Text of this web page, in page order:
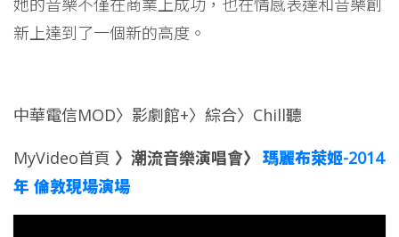
她的音樂不僅在商業上成功，也在情感表達和音樂創
新上達到了一個新的高度。
中華電信MOD〉影劇館+〉綜合〉Chill聽
MyVideo首頁 〉潮流音樂演唱會〉 瑪麗布萊姬-2014
年 倫敦現場演場